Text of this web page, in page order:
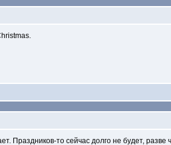
Праздников-то сейчас долго не будет,